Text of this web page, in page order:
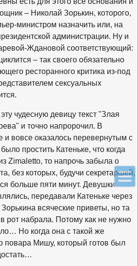
– Николай Зорькин, которого,
министром назначить или, на
администрации. Ну и
Ждановой соответствующий:
– так своего обязательно
ресторанного критика из-под
сексуальных
чудесную девицу текст "Злая
и точно напророчил. В
и вовсе оказалось перевернутым с
простить Катеньке, что когда
Zimaletto, то напрочь забыла о
без которых, будучи секретаршей,
больше пяти минут. Девушки
передавали Катеньке через
всяческие приветы, но та
рот набрала. Потому как не нужно
Но когда она с такой же
повара Мишу, который готов был